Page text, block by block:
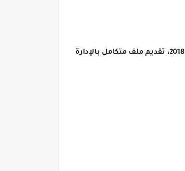
وطالبت الأكاديمية المهنية للمعلمين، من ينطبق عليه شروط الحصول على شهادة الصلاحية لترقيات المعلمين دفعة 2018، تقديم ملف متكامل بالإدارة